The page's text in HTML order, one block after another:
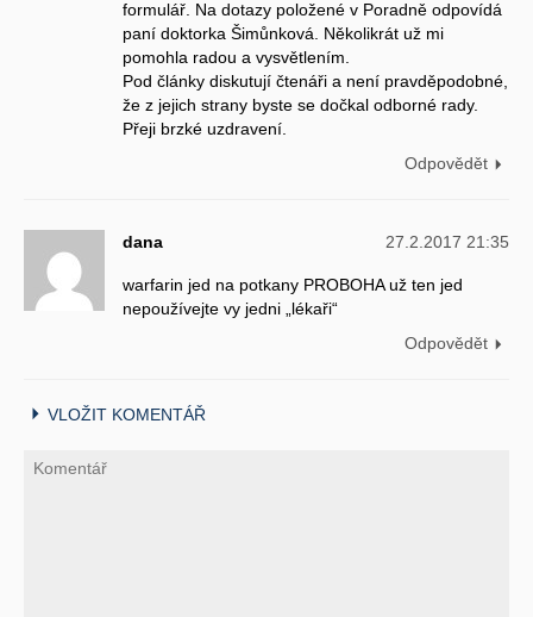
formulář. Na dotazy položené v Poradně odpovídá
paní doktorka Šimůnková. Několikrát už mi
pomohla radou a vysvětlením.
Pod články diskutují čtenáři a není pravděpodobné,
že z jejich strany byste se dočkal odborné rady.
Přeji brzké uzdravení.
Odpovědět
dana 27.2.2017 21:35
warfarin jed na potkany PROBOHA už ten jed
nepoužívejte vy jedni „lékaři“
Odpovědět
VLOŽIT KOMENTÁŘ